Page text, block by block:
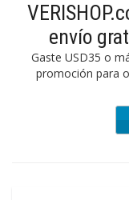
envío
Gaste USD35 o
promoción para